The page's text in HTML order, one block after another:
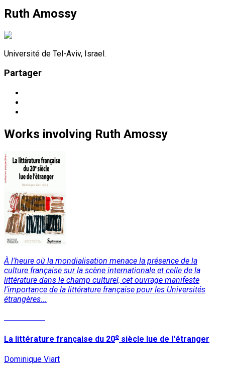
Ruth Amossy
Université de Tel-Aviv, Israel.
Partager
Works involving Ruth Amossy
À l'heure où la mondialisation menace la présence de la
culture française sur la scène internationale et celle de la
littérature dans le champ culturel, cet ouvrage manifeste
l'importance de la littérature française pour les Universités
étrangères...
La littérature française du 20e siècle lue de l'étranger
Dominique Viart